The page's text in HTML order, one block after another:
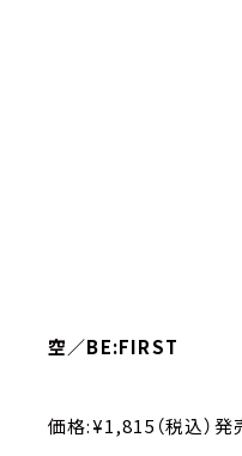
空／BE:FIRST
価格:¥1,815（税込）